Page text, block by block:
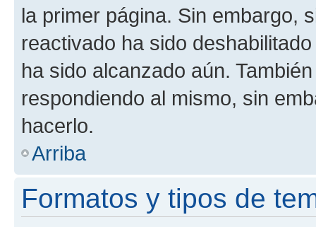
la primer página. Sin embargo,
reactivado ha sido
ha sido alcanzado aún.
respondiendo al mismo, sin
hacerlo.
Arriba
Formatos y tipos de